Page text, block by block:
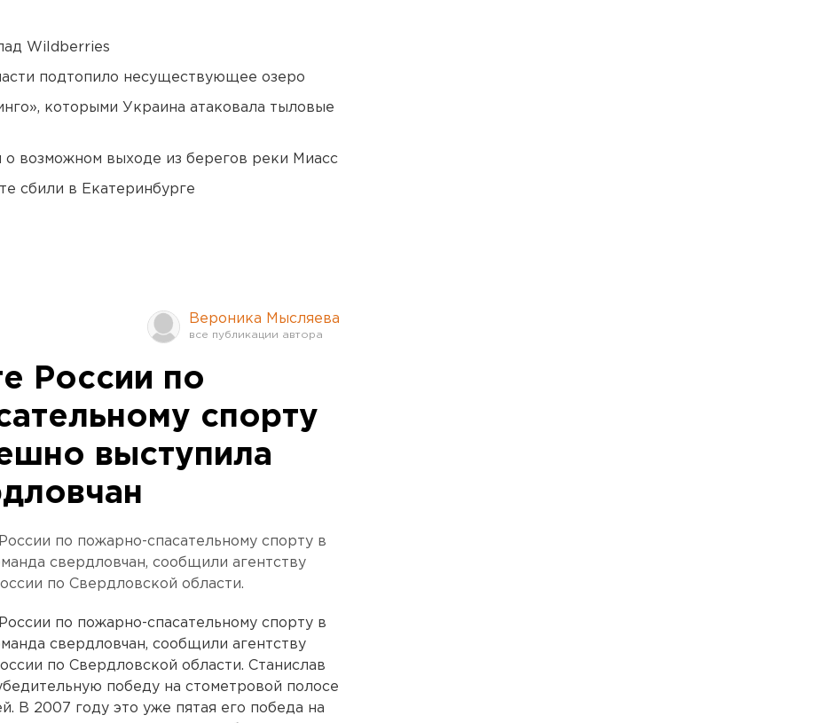
Wildberries
подтопило несуществующее озеро
которыми Украина атаковала тыловые
возможном выходе из берегов реки Миасс
сбили в Екатеринбурге
Вероника Мысляева
России по
спорту
выступила
по пожарно-спасательному спорту в
свердловчан, сообщили агентству
по Свердловской области.
по пожарно-спасательному спорту в
свердловчан, сообщили агентству
по Свердловской области. Станислав
победу на стометровой полосе
В 2007 году это уже пятая его победа на